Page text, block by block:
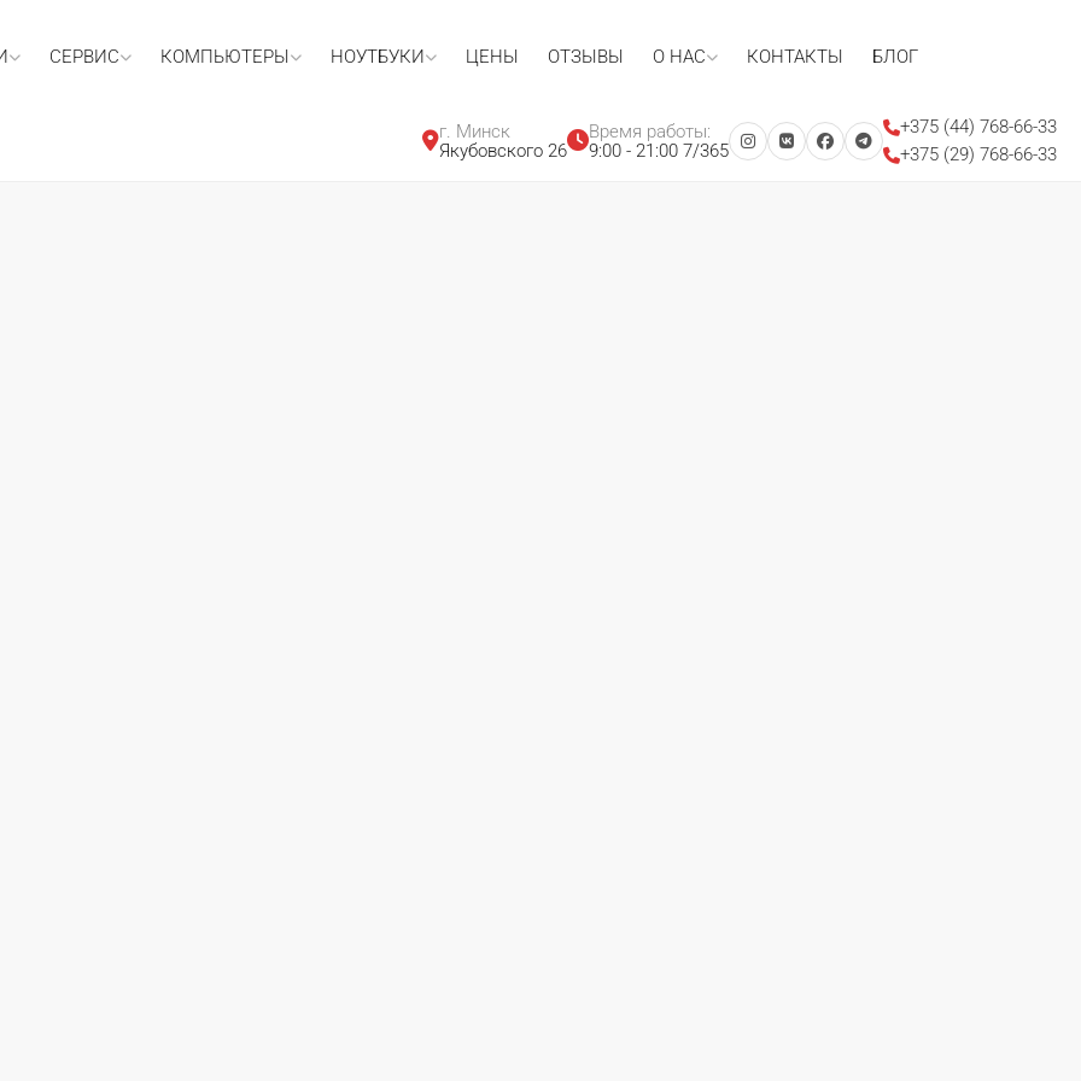
СЕРВИС КОМПЬЮТЕРЫ НОУТБУКИ ЦЕНЫ ОТЗЫВЫ О НАС КОНТАКТЫ БЛОГ
г. Минск
Якубовского 26
Время работы:
9:00 - 21:00 7/365
+375 (44) 768-66-33
+375 (29) 768-66-33